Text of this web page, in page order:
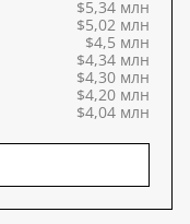
$5,34 млн
$5,02 млн
$4,5 млн
$4,34 млн
$4,30 млн
$4,20 млн
$4,04 млн